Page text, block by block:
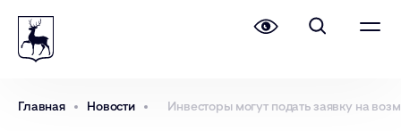
Главная Новости Инвесторы могут подать заявку на